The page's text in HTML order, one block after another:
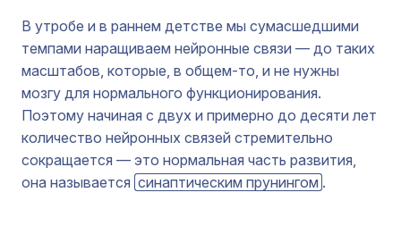
В утробе и в раннем детстве мы сумасшедшими
темпами наращиваем нейронные связи — до таких
масштабов, которые, в общем-то, и не нужны
мозгу для нормального функционирования.
Поэтому начиная с двух и примерно до десяти лет
количество нейронных связей стремительно
сокращается — это нормальная часть развития,
она называется синаптическим прунингом .